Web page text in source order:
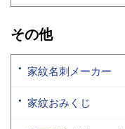
その他
家紋名刺メーカー
家紋おみくじ